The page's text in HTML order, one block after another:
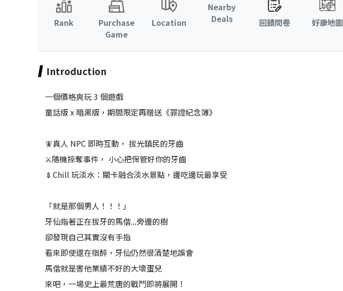
Rank
Purchase
Game
Location
Nearby
Deals
回饋問卷 好康地圖
Introduction
一個價格爽玩 3 個遊戲
童話版 x 暗黑版，期間限定再贈送《罪證紀念簿》
🧚真人 NPC 即時互動， 拔光鎮民的牙齒
⚔️隨機掠奪事件， 小心把保管好你的牙齒
🍢Chill 玩淡水：關卡融合淡水景點，邊吃邊玩最享受
「就是那個男人！！！」
牙仙指著正在拔牙的馬偕...旁邊的樹
卻發現自己其實沒有手指
看來即使還在宿醉，牙仙仍然很清楚地誤會
馬偕就是害他業績不好的大壞蛋兒
來吧，一場史上最荒唐的戰鬥即將展開！